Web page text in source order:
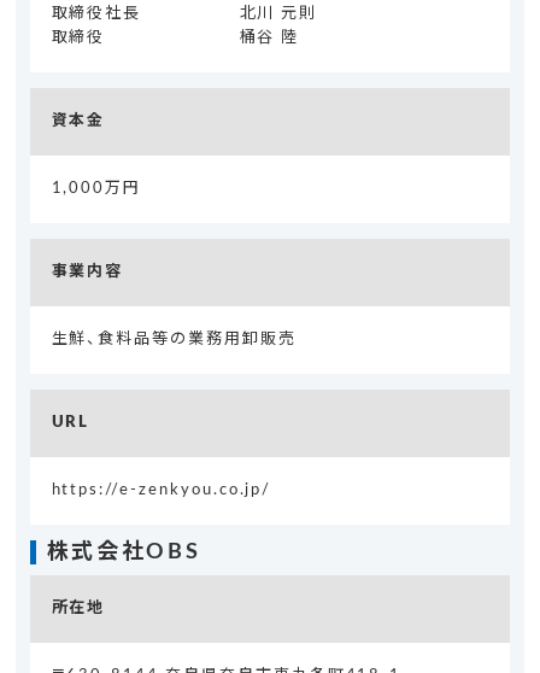
取締役社長
北川 元則
取締役
桶谷 陸
資本金
1,000万円
事業内容
生鮮、食料品等の業務用卸販売
URL
https://e-zenkyou.co.jp/
株式会社OBS
所在地